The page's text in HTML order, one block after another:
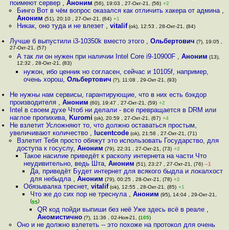
поимеют сервер ,Аноним (56), 19:03 , 27-Окт-21, (56) +2
Бинго Вот в чём вопрос оказался как отличить хакера от админа ,
Аноним (51), 20:10 , 27-Окт-21, (64) +1
Никак, оно туда и не влезет , vitalif(ok), 12:53 , 28-Окт-21, (84)
Лучше б выпустили i3-10350k вместо этого ,Ольбертович (?), 19:05 ,
27-Окт-21, (57)
А так ли он нужен при наличии Intel Core i9-10900F , Аноним (13),
12:32 , 28-Окт-21, (83)
нужон, ибо ценник но согласен, сейчас и 10105f, например,
очень хорош, Ольбертович (?), 11:08 , 29-Окт-21, (93)
Не нужны нам сервисы, гарантирующие, что в них есть бэкдор
производителя ,Аноним (60), 19:47 , 27-Окт-21, (59) +2
Intel в своем духе Чтоб ни делали - все превращается в DRM или
наглое пропихива, Kuromi (ok), 20:59 , 27-Окт-21, (67) +4
Не взлетит Усложняют то, что должно оставаться простым,
увеличивают количество , lucentcode (ok), 21:58 , 27-Окт-21, (71)
Взлетит Тебя просто обяжут это использовать Государство, для
доступа к госуслу, Аноним (79), 22:31 , 27-Окт-21, (73) +2
Такое насилие приведёт к расколу интернета на части Что
неудивительно, ведь Шта, Аноним (51), 23:27 , 27-Окт-21, (76) –1
Да, приведёт Будет интернет для всякого быдла и локалхост
для небыдла ,Аноним (79), 00:25 , 28-Окт-21, (78) +2
Обязывалка треснет, vitalif(ok), 12:55 , 28-Окт-21, (85) +1
Что же до сих пор не треснула ,Аноним (95), 14:04 , 29-Окт-21,
(95)
QR код пойди выпиши без неё Уже здесь всё в реале ,
Аномистично(?), 11:36 , 02-Ноя-21, (105)
Оно и не должно взлететь -- это похоже на протокол для очень